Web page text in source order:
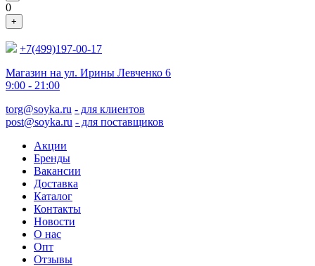
0
+
+7(499)197-00-17
Магазин на ул. Ирины Левченко 6
9:00 - 21:00
torg@soyka.ru - для клиентов
post@soyka.ru - для поставщиков
Акции
Бренды
Вакансии
Доставка
Каталог
Контакты
Новости
О нас
Опт
Отзывы